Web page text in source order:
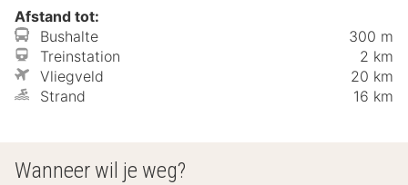
Afstand tot:
Bushalte
300 m
Treinstation
2 km
Vliegveld
20 km
Strand
16 km
Wanneer wil je weg?